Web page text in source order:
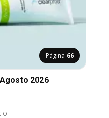
Página 66
2026